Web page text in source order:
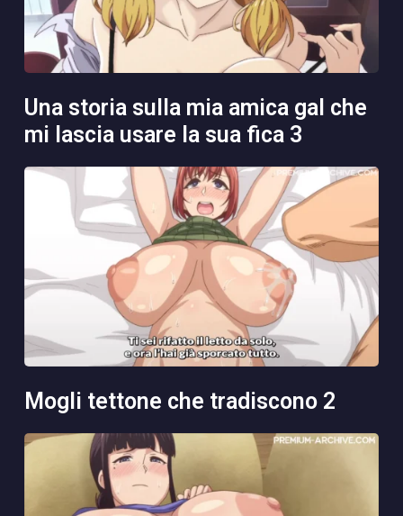
una storia sulla mia amica gal che
mi lascia usare la sua fica 3
mogli tettone che tradiscono 2